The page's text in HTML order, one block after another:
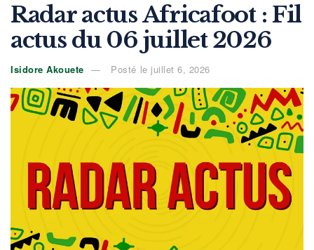
Radar actus Africafoot : Fil
actus du 06 juillet 2026
Isidore Akouete Posté le juillet 6, 2026